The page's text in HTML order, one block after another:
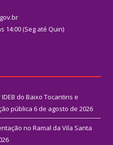
14:00 (Seg até Quin)
do Baixo Tocantins e
pública 6 de agosto de 2026
no Ramal da Vila Santa